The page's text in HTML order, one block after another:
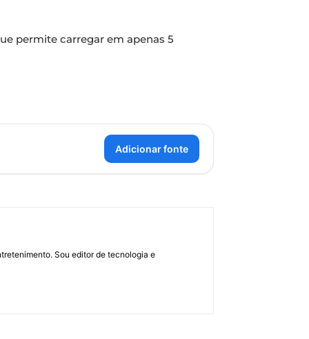
permite carregar em apenas 5
Adicionar fonte
Sou editor de tecnologia e